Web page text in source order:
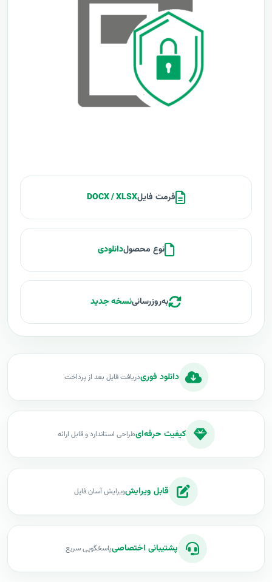
فرمت فایلDOCX / XLSX
نوع محصولدانلودی
به‌روزرسانینسخه جدید
دانلود فوریدریافت فایل بعد از پرداخت
کیفیت حرفه‌ایطراحی استاندارد و قابل ارائه
قابل ویرایشویرایش آسان فایل
پشتیبانی اختصاصیپاسخگویی سریع